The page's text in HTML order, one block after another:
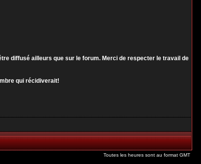
diffusé ailleurs que sur le forum. Merci de respecter le travail de
qui récidiverait!
Toutes les heures sont au format GMT